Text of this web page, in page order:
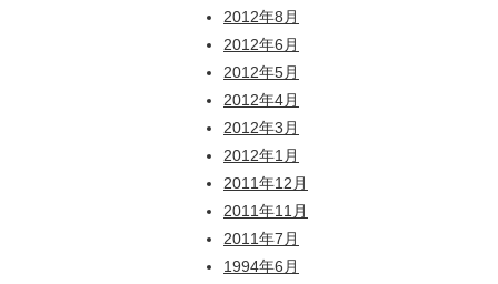
2012年8月
2012年6月
2012年5月
2012年4月
2012年3月
2012年1月
2011年12月
2011年11月
2011年7月
1994年6月